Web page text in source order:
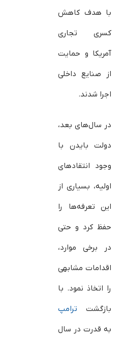
با هدف کاهش
کسری تجاری
آمریکا و حمایت
از صنایع داخلی
اجرا شدند.
در سال‌های بعد،
دولت بایدن با
وجود انتقادهای
اولیه، بسیاری از
این تعرفه‌ها را
حفظ کرد و حتی
در برخی موارد،
اقدامات مشابهی
را اتخاذ نمود. با
بازگشت ترامپ
به قدرت در سال